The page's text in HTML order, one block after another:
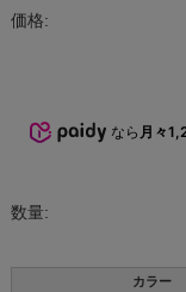
価格:
なら 月々
数量:
カラー